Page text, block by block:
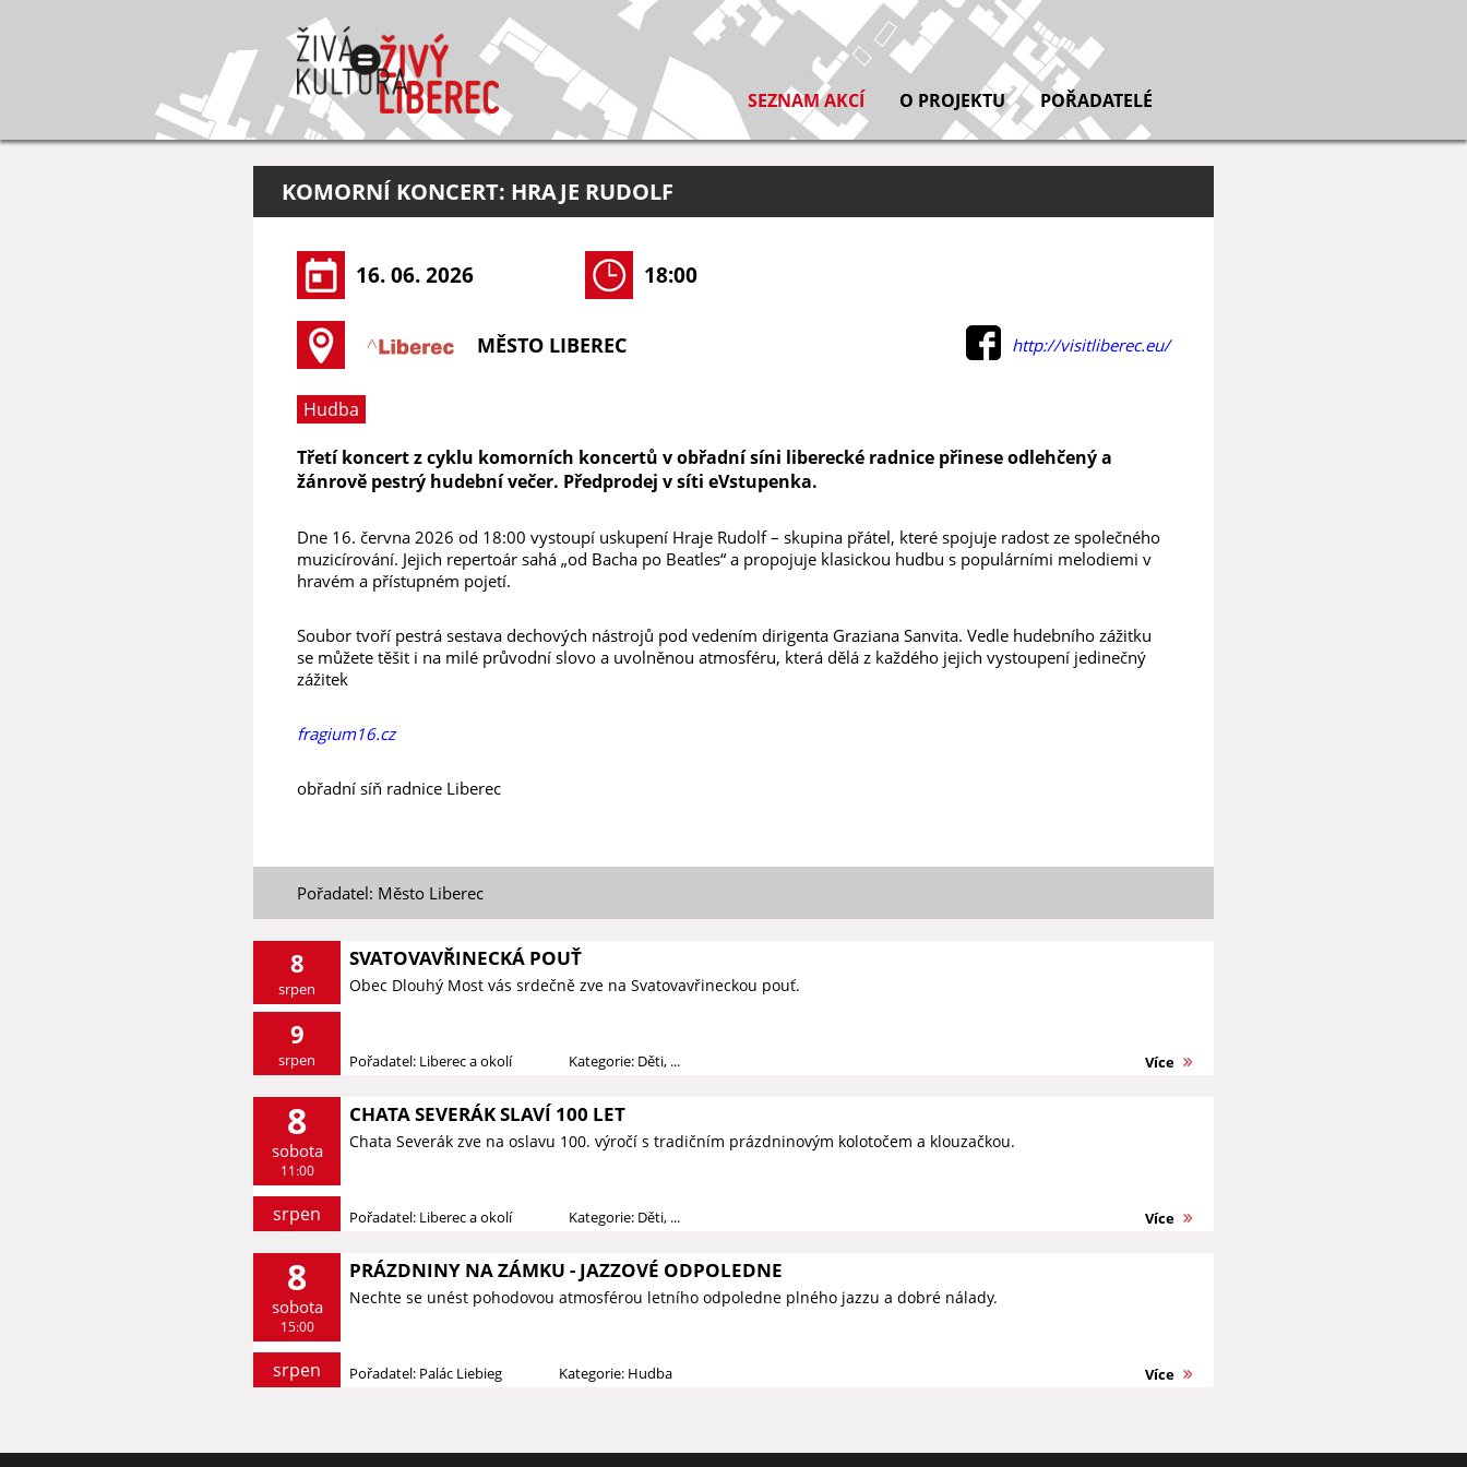
SEZNAM AKCÍ O PROJEKTU POŘADATELÉ
KOMORNÍ KONCERT: HRAJE RUDOLF
16. 06. 2026 18:00
MĚSTO LIBEREC http://visitliberec.eu/
Hudba
Třetí koncert z cyklu komorních koncertů v obřadní síni liberecké radnice přinese odlehčený a
žánrově pestrý hudební večer. Předprodej v síti eVstupenka.
Dne 16. června 2026 od 18:00 vystoupí uskupení Hraje Rudolf – skupina přátel, které spojuje radost ze společného
muzicírování. Jejich repertoár sahá „od Bacha po Beatles“ a propojuje klasickou hudbu s populárními melodiemi v
hravém a přístupném pojetí.
Soubor tvoří pestrá sestava dechových nástrojů pod vedením dirigenta Graziana Sanvita. Vedle hudebního zážitku
se můžete těšit i na milé průvodní slovo a uvolněnou atmosféru, která dělá z každého jejich vystoupení jedinečný
zážitek
fragium16.cz
obřadní síň radnice Liberec
Pořadatel: Město Liberec
8
srpen
9
srpen
SVATOVAVŘINECKÁ POUŤ
Obec Dlouhý Most vás srdečně zve na Svatovavřineckou pouť.
Pořadatel: Liberec a okolí Kategorie: Děti, ... Více
8
sobota
11:00
srpen
CHATA SEVERÁK SLAVÍ 100 LET
Chata Severák zve na oslavu 100. výročí s tradičním prázdninovým kolotočem a klouzačkou.
Pořadatel: Liberec a okolí Kategorie: Děti, ... Více
8
sobota
15:00
srpen
PRÁZDNINY NA ZÁMKU - JAZZOVÉ ODPOLEDNE
Nechte se unést pohodovou atmosférou letního odpoledne plného jazzu a dobré nálady.
Pořadatel: Palác Liebieg Kategorie: Hudba Více